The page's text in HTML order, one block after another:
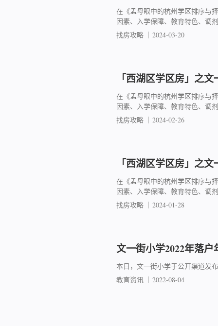
在《孟母眼中的杭州学区排序与
因素、入学保障、教育特色、调
找房攻略
2024-03-20
「西湖区学区房」之
在《孟母眼中的杭州学区排序与
因素、入学保障、教育特色、调
找房攻略
2024-02-26
「西湖区学区房」之
在《孟母眼中的杭州学区排序与
因素、入学保障、教育特色、调
找房攻略
2024-01-28
文一街小学2022年落
本日，文一街小学于公开渠道发
教育资讯
2022-08-04